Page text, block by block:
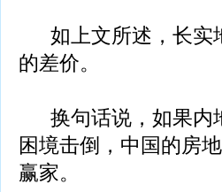
如上文所述，长实
的差价。
换句话说，如果内
困境击倒，中国的房
赢家。